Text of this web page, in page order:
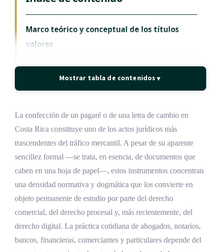
Marco teórico y conceptual de los títulos
valores
Principio de incorporación
Principios de legitimación y abstracción
Clasificación de los títulos valores
Desarrollo histórico del pagaré y la letra de
Los orígenes medievales en las ciudades
italianas
La consolidación en las ordenanzas y
códigos modernos
Mostrar tabla de contenidos▼
La confección de un pagaré o de una letra de cambio en
Costa Rica constituye uno de los actos jurídicos más
trascendentes del tráfico mercantil. A pesar de su aparente
sencillez formal —se trata, en esencia, de documentos que
caben en una hoja de papel—, estos instrumentos concentran
una densidad normativa y dogmática que los convierte en
objeto permanente de estudio por parte del derecho
comercial, del derecho procesal y, más recientemente, del
derecho digital. La práctica cotidiana de abogados, notarios,
bancos, financieras, comerciantes y particulares depende del